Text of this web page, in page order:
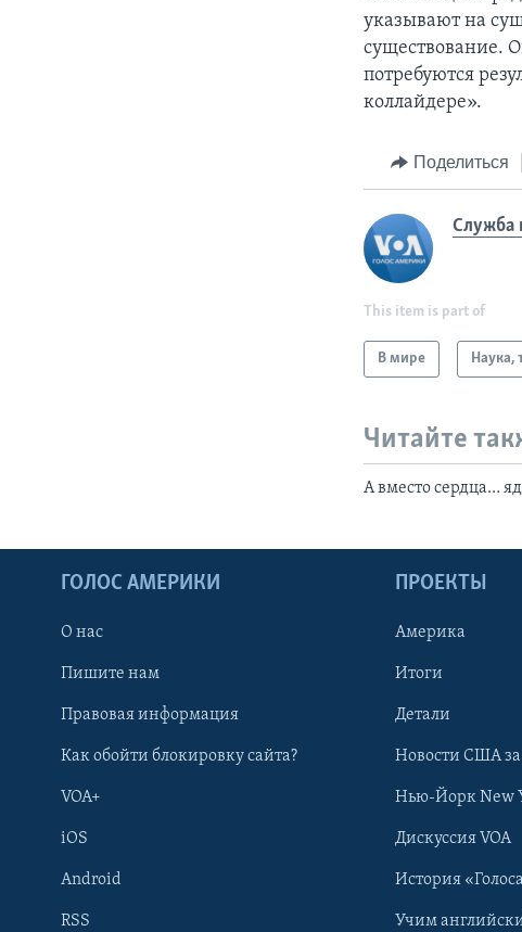
указывают на
существование.
потребуются
коллайдере».
Поделиться
Служба
This item is part of
В мире Наука,
Читайте
А вместо сердца…
ГОЛОС АМЕРИКИ
О нас
Пишите нам
Правовая информация
Как обойти блокировку сайта?
VOA+
iOS
Android
RSS
ПРОЕКТЫ
Америка
Итоги
Детали
Новости США
Нью-Йорк New
Дискуссия VOA
История
Учим